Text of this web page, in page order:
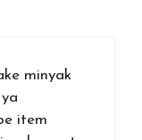
minyak
item